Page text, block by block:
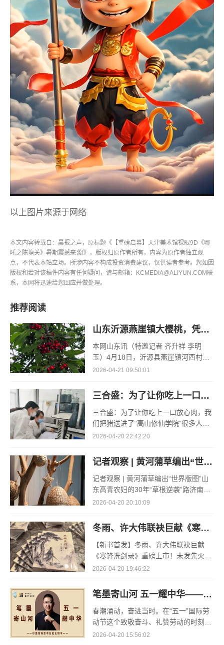
以上图片来源于网络
本文内容转载自：晨报之声，原标题《【重磅启幕】天津美术馆裸眼9D《哪
吒之陈塘关》暑期震撼来袭!》，版权归原作者所有，内容为原作者独立观
点，不代表本站立场。所涉内容不构成投资消费建议，仅供读者参考。您如因
版权和若对该稿件内容有任何疑问，请与邮箱：KCMEDIA@ALIYUN.COM联
系，本网将迅速给您回应并做处理。
推荐阅读
山东沂源燕崖镇大樱桃，凭什么一路领“鲜”
本网山东讯（特邀记者 齐升祥 李明
玉）4月18日，沂源县燕崖镇河西村孟
凡红的空调大棚里，大棚樱桃的采收却
桃，其
2026-04-21 09:50:01
三合盛：为了让你吃上一口放心肉，我们把猪送进了“高山修仙学院”
三合盛：为了让你吃上一口放心肉，我
们把猪送进了“高山修仙学院”很多人问
我，现在的生鲜赛道已经卷成麻花了，
这样？答案其实很简单
2026-04-20 22:42:20
记者观察 | 黄河蒲草编出“世界版图”
记者观察 | 黄河蒲草编出“世界版图”山
东高青农妇的30年“草根逆袭”路济南电
（记者 瑞夫 王克军 郭克烁）一根黄河
套村农民任春花给
2026-04-20 20:10:09
冬雨、许大伟联袂巨献《寒锋洗剑录》重磅上市！未发先火引业界瞩目，丹心侠骨再掀武侠热潮
【新书首发】冬雨、许大伟联袂巨献
《寒锋洗剑录》重磅上市！未发先火引
业界瞩目，丹心侠骨再掀武侠热潮（文/
的长篇历史武侠力作《寒锋
2026-04-20 19:46:22
笔墨寄山河 五一耀中华——水墨先锋艺术巨匠王锁平
春潮涌动，奋进当时。在“五一”国际劳
动节这个致敬奋斗、礼赞劳动的时刻，
《笔墨寄山河 五一耀中华》系列活动如
2026-04-20 15:56:02